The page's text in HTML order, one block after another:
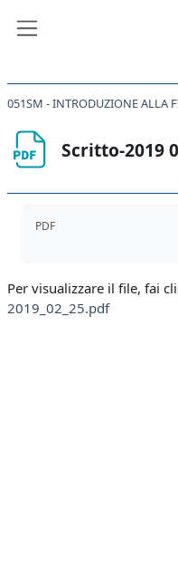
Scritto-2019
PDF
Per visualizzare il file, fai
2019_02_25.pdf